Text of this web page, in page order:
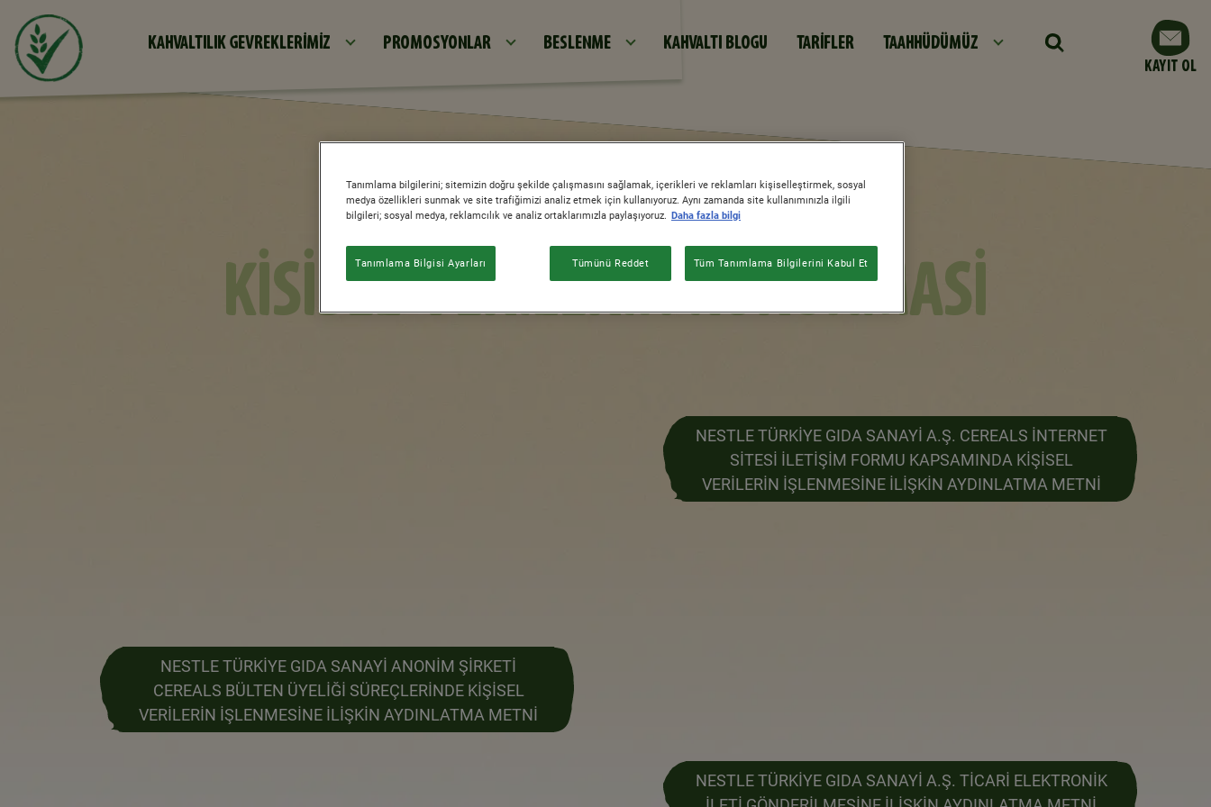
KAHVALTILIK GEVREKLERIMIZ PROMOSYONLAR BESLENME KAHVALTI BLOGU TARİFLER TAAHHÜDÜMÜZ
KAYIT OL
KISISEL VERILERIN KORUNMASI
NESTLE TÜRKİYE GIDA SANAYİ ANONİM ŞİRKETİ
CEREALS BÜLTEN ÜYELİĞİ SÜREÇLERİNDE KİŞİSEL
VERİLERİN İŞLENMESİNE İLİŞKİN AYDINLATMA METNİ
NESTLE TÜRKİYE GIDA SANAYİ A.Ş. CEREALS İNTERNET
SİTESİ İLETİŞİM FORMU KAPSAMINDA KİŞİSEL
VERİLERİN İŞLENMESİNE İLİŞKİN AYDINLATMA METNİ
NESTLE TÜRKİYE GIDA SANAYİ A.Ş. TİCARİ ELEKTRONİK
Tanımlama bilgilerini; sitemizin doğru şekilde çalışmasını sağlamak, içerikleri ve reklamları kişiselleştirmek, sosyal
medya özellikleri sunmak ve site trafiğimizi analiz etmek için kullanıyoruz. Aynı zamanda site kullanımınızla ilgili
bilgileri; sosyal medya, reklamcılık ve analiz ortaklarımızla paylaşıyoruz. Daha fazla bilgi
Tanımlama Bilgisi Ayarları Tümünü Reddet Tüm Tanımlama Bilgilerini Kabul Et